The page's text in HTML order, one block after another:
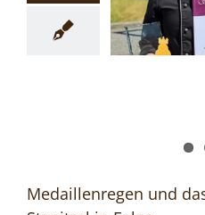
Medaillenregen und